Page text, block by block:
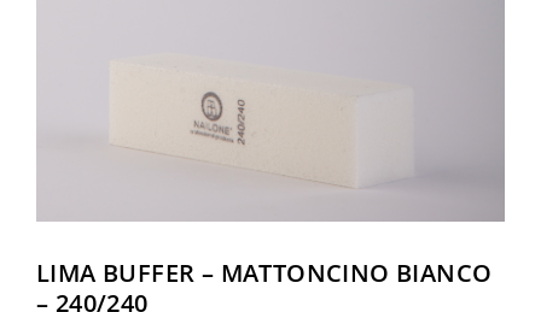
LIMA BUFFER – MATTONCINO BIANCO
– 240/240